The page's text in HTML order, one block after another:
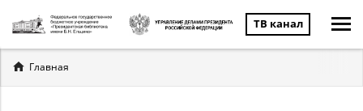
ТВ канал
Вы
здесь
Главная